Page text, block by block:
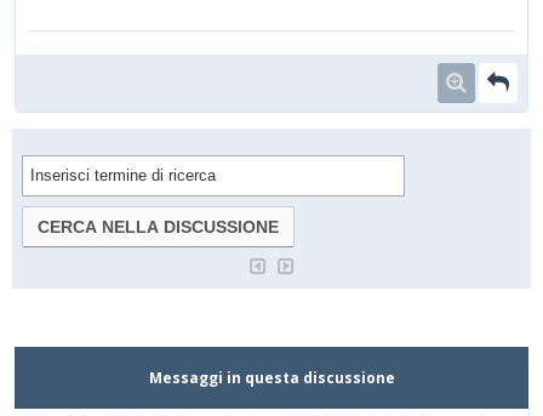
Messaggi in questa discussione